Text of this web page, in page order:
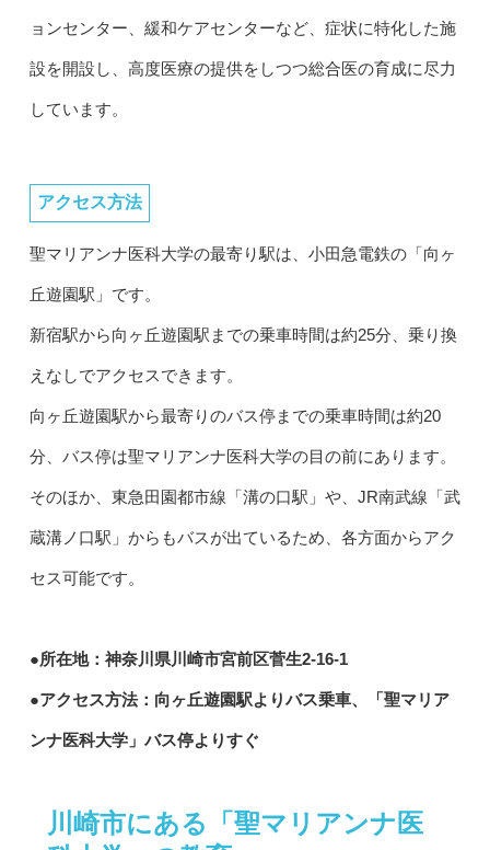
ョンセンター、緩和ケアセンターなど、症状に特化した施
設を開設し、高度医療の提供をしつつ総合医の育成に尽力
しています。
アクセス方法
聖マリアンナ医科大学の最寄り駅は、小田急電鉄の「向ヶ
丘遊園駅」です。
新宿駅から向ヶ丘遊園駅までの乗車時間は約25分、乗り換
えなしでアクセスできます。
向ヶ丘遊園駅から最寄りのバス停までの乗車時間は約20
分、バス停は聖マリアンナ医科大学の目の前にあります。
そのほか、東急田園都市線「溝の口駅」や、JR南武線「武
蔵溝ノ口駅」からもバスが出ているため、各方面からアク
セス可能です。
●所在地：神奈川県川崎市宮前区菅生2-16-1
●アクセス方法：向ヶ丘遊園駅よりバス乗車、「聖マリア
ンナ医科大学」バス停よりすぐ
川崎市にある「聖マリアンナ医